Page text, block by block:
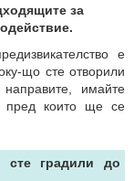
за
е
що сте отворили
имайте
пред които ще се
сте градили до